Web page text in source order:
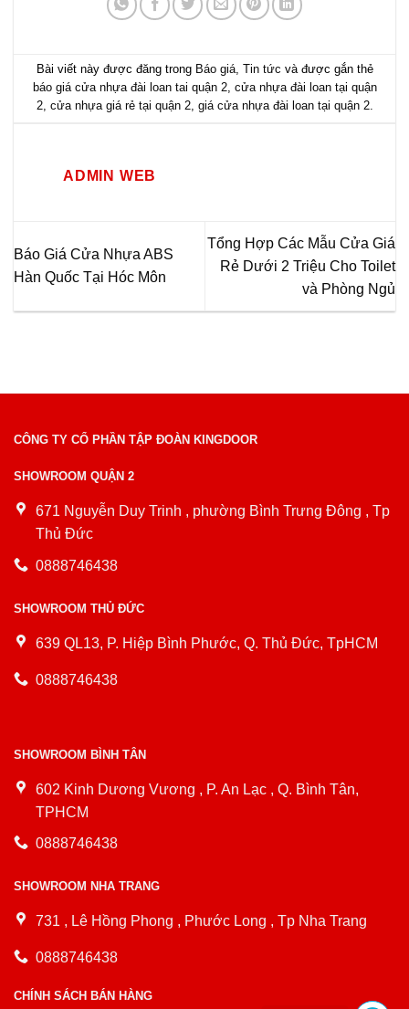
Bài viết này được đăng trong Báo giá, Tin tức và được gắn thẻ
báo giá cửa nhựa đài loan tai quận 2, cửa nhựa đài loan tại quận
2, cửa nhựa giá rẻ tại quận 2, giá cửa nhựa đài loan tại quận 2.
ADMIN WEB
Báo Giá Cửa Nhựa ABS
Hàn Quốc Tại Hóc Môn
Tổng Hợp Các Mẫu Cửa Giá
Rẻ Dưới 2 Triệu Cho Toilet
và Phòng Ngủ
CÔNG TY CỔ PHẦN TẬP ĐOÀN KINGDOOR
SHOWROOM QUẬN 2
671 Nguyễn Duy Trinh , phường Bình Trưng Đông , Tp
Thủ Đức
0888746438
SHOWROOM THỦ ĐỨC
639 QL13, P. Hiệp Bình Phước, Q. Thủ Đức, TpHCM
0888746438
SHOWROOM BÌNH TÂN
602 Kinh Dương Vương , P. An Lạc , Q. Bình Tân,
TPHCM
0888746438
SHOWROOM NHA TRANG
731 , Lê Hồng Phong , Phước Long , Tp Nha Trang
0888746438
CHÍNH SÁCH BÁN HÀNG